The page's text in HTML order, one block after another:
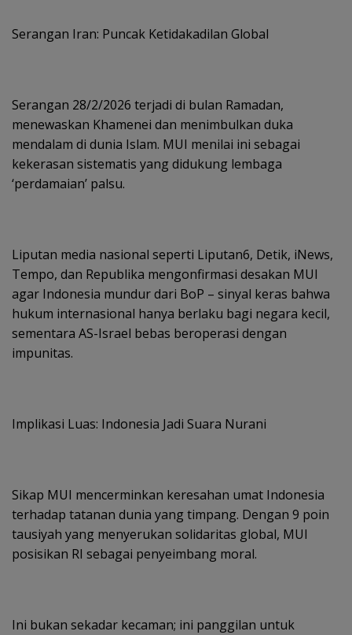
Serangan Iran: Puncak Ketidakadilan Global
Serangan 28/2/2026 terjadi di bulan Ramadan,
menewaskan Khamenei dan menimbulkan duka
mendalam di dunia Islam. MUI menilai ini sebagai
kekerasan sistematis yang didukung lembaga
‘perdamaian’ palsu.
Liputan media nasional seperti Liputan6, Detik, iNews,
Tempo, dan Republika mengonfirmasi desakan MUI
agar Indonesia mundur dari BoP – sinyal keras bahwa
hukum internasional hanya berlaku bagi negara kecil,
sementara AS-Israel bebas beroperasi dengan
impunitas.
Implikasi Luas: Indonesia Jadi Suara Nurani
Sikap MUI mencerminkan keresahan umat Indonesia
terhadap tatanan dunia yang timpang. Dengan 9 poin
tausiyah yang menyerukan solidaritas global, MUI
posisikan RI sebagai penyeimbang moral.
Ini bukan sekadar kecaman; ini panggilan untuk